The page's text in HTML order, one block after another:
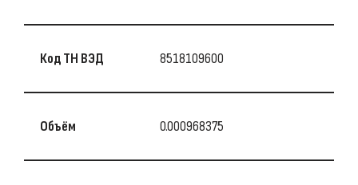
Код ТН ВЭД 8518109600
Объём 0.000968375